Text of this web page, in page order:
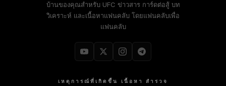
บ้านของคุณสําหรับ UFC ข่าวสาร การ์ดต่อสู้ บท
วิเคราะห์ และเนื้อหาแฟนคลับ โดยแฟนคลับเพื่อ
แฟนคลับ
เหตุการณ์ที่เกิดขึ้น เนื้อหา สํารวจ